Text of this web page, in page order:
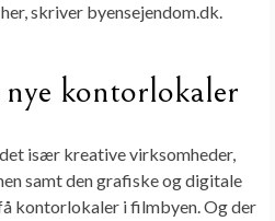
skriver byensejendom.dk.
kontorlokaler
især kreative virksomheder,
samt den grafiske og digitale
kontorlokaler i filmbyen. Og der